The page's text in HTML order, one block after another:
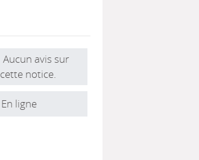
Aucun avis sur
cette notice.
En ligne